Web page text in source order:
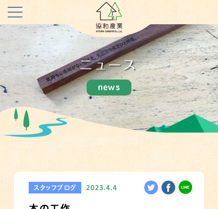
ニュース
news
スタッフブログ 2023.4.4